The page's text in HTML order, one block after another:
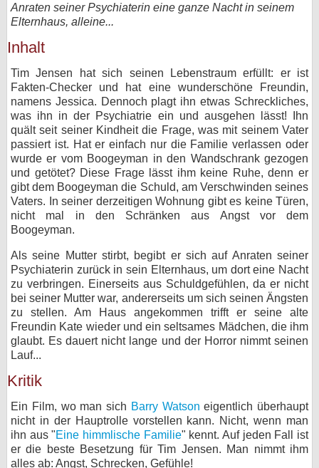
Anraten seiner Psychiaterin eine ganze Nacht in seinem
Elternhaus, alleine...
Inhalt
Tim Jensen hat sich seinen Lebenstraum erfüllt: er ist
Fakten-Checker und hat eine wunderschöne Freundin,
namens Jessica. Dennoch plagt ihn etwas Schreckliches,
was ihn in der Psychiatrie ein und ausgehen lässt! Ihn
quält seit seiner Kindheit die Frage, was mit seinem Vater
passiert ist. Hat er einfach nur die Familie verlassen oder
wurde er vom Boogeyman in den Wandschrank gezogen
und getötet? Diese Frage lässt ihm keine Ruhe, denn er
gibt dem Boogeyman die Schuld, am Verschwinden seines
Vaters. In seiner derzeitigen Wohnung gibt es keine Türen,
nicht mal in den Schränken aus Angst vor dem
Boogeyman.
Als seine Mutter stirbt, begibt er sich auf Anraten seiner
Psychiaterin zurück in sein Elternhaus, um dort eine Nacht
zu verbringen. Einerseits aus Schuldgefühlen, da er nicht
bei seiner Mutter war, andererseits um sich seinen Ängsten
zu stellen. Am Haus angekommen trifft er seine alte
Freundin Kate wieder und ein seltsames Mädchen, die ihm
glaubt. Es dauert nicht lange und der Horror nimmt seinen
Lauf...
Kritik
Ein Film, wo man sich Barry Watson eigentlich überhaupt
nicht in der Hauptrolle vorstellen kann. Nicht, wenn man
ihn aus "Eine himmlische Familie" kennt. Auf jeden Fall ist
er die beste Besetzung für Tim Jensen. Man nimmt ihm
alles ab: Angst, Schrecken, Gefühle!
Kontakt
Datenschutz
Cookie-Einstellungen
Impressum
Desktop-Ansicht
myFanbase